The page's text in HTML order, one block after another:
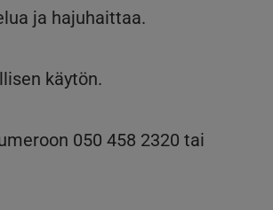
ja hajuhaittaa.
käytön.
050 458 2320 tai